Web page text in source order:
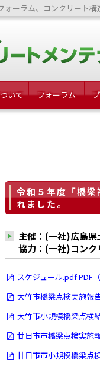
ーラム、コンクリート
いて フォーラム
令和５年度「橋
れました。
主催：(一社)広島県
協力：(一社)コンク
スケジュール.pdf PDF（
大竹市橋梁点検実施報
大竹市小規模橋梁点検
廿日市市橋梁点検実施
廿日市市小規模橋梁点